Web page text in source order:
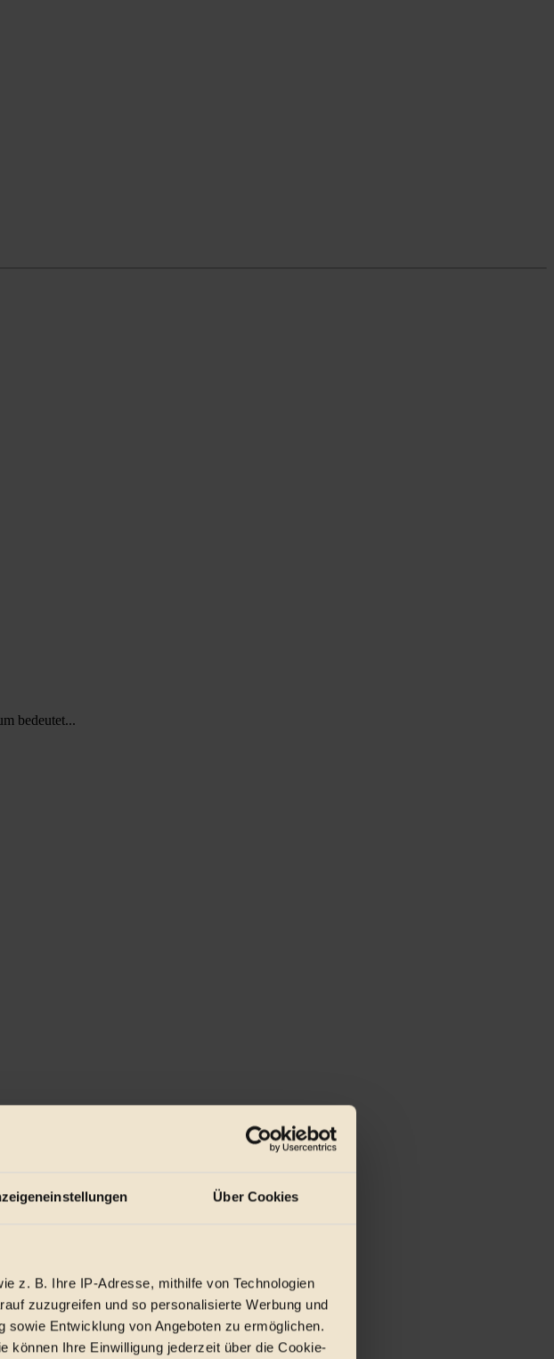
Über Cookies
z. B. Ihre IP-Adresse, mithilfe von Technologien
zuzugreifen und so personalisierte Werbung und
sowie Entwicklung von Angeboten zu ermöglichen.
können Ihre Einwilligung jederzeit über die Cookie-
bedeutet...